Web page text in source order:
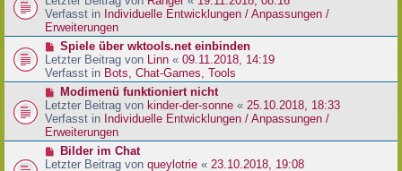
r
a
g
B
e
i
r
a
g
u
e
r
B
e
i
r
a
g
Verfasst in Individuelle Entwicklungen / Anpassungen /
Erweiterungen
N
e
u
e
r
B
e
i
r
Spiele über wktools.net einbinden
Letzter Beitrag von Linn « 09.11.2018, 14:19
Verfasst in Bots, Chat-Games, Tools
N
e
u
e
r
B
Modimenü funktioniert nicht
Letzter Beitrag von kinder-der-sonne « 25.10.2018, 18:33
Verfasst in Individuelle Entwicklungen / Anpassungen /
Erweiterungen
N
e
Bilder im Chat
Letzter Beitrag von queylotrie « 23.10.2018, 19:08